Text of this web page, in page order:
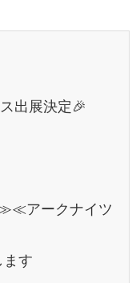
出展決定🎉
アークナイツ
す